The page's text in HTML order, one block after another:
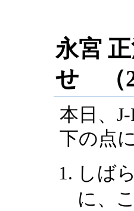
永宮
せ （
本日、
下の点
しば
に、